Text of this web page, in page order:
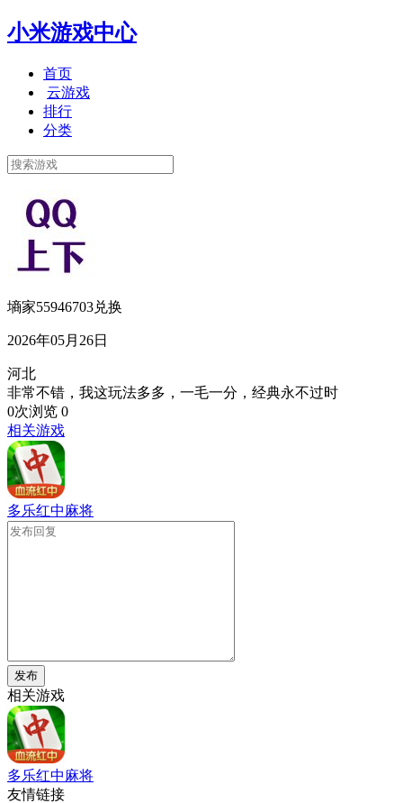
小米游戏中心
首页
云游戏
排行
分类
墒家55946703兑换
2026年05月26日
河北
非常不错，我这玩法多多，一毛一分，经典永不过时
0次浏览 0
相关游戏
多乐红中麻将
发布
相关游戏
多乐红中麻将
友情链接